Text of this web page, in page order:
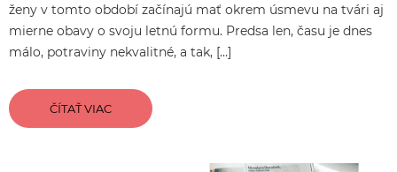
ženy v tomto období začínajú mať okrem úsmevu na tvári aj
mierne obavy o svoju letnú formu. Predsa len, času je dnes
málo, potraviny nekvalitné, a tak, […]
ČÍTAŤ VIAC